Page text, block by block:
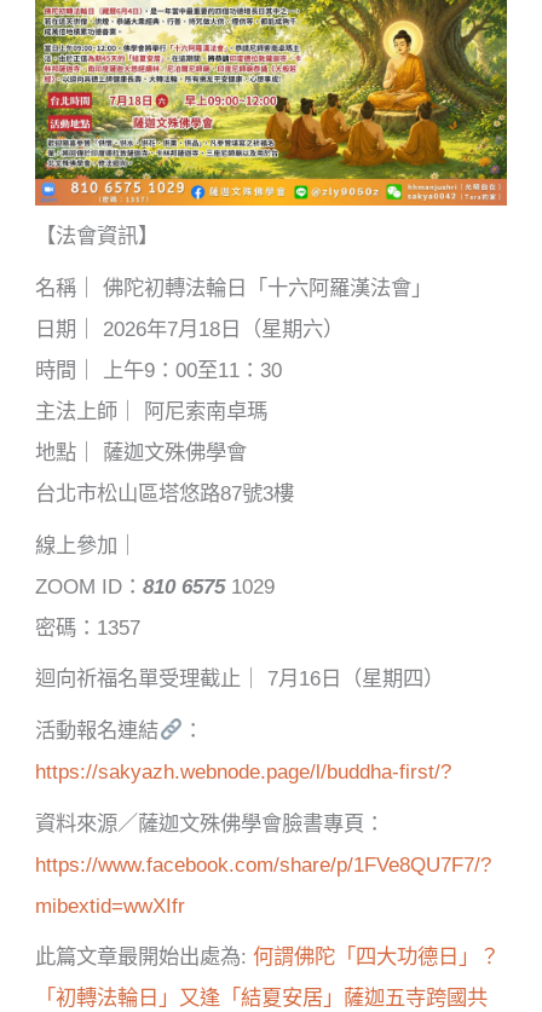
【法會資訊】
名稱｜ 佛陀初轉法輪日「十六阿羅漢法會」
日期｜ 2026年7月18日（星期六）
時間｜ 上午9：00至11：30
主法上師｜ 阿尼索南卓瑪
地點｜ 薩迦文殊佛學會
台北市松山區塔悠路87號3樓
線上參加｜
ZOOM ID：810 6575 1029
密碼：1357
迴向祈福名單受理截止｜ 7月16日（星期四）
活動報名連結
：
https://sakyazh.webnode.page/l/buddha-first/?
資料來源／薩迦文殊佛學會臉書專頁：
https://www.facebook.com/share/p/1FVe8QU7F7/?
mibextid=wwXIfr
此篇文章最開始出處為:何謂佛陀「四大功德日」？
「初轉法輪日」又逢「結夏安居」薩迦五寺跨國共